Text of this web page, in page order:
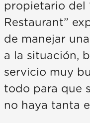
propietario del
Restaurant”
de manejar
a la situación,
servicio muy
todo para que
no haya tanta